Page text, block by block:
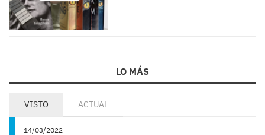
LO MÁS
VISTO ACTUAL
14/03/2022